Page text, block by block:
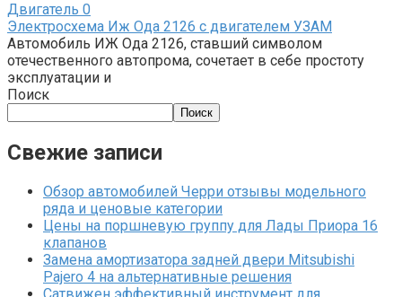
Двигатель 0
Электросхема Иж Ода 2126 с двигателем УЗАМ
Автомобиль ИЖ Ода 2126, ставший символом
отечественного автопрома, сочетает в себе простоту
эксплуатации и
Поиск
Поиск
Свежие записи
Обзор автомобилей Черри отзывы модельного
ряда и ценовые категории
Цены на поршневую группу для Лады Приора 16
клапанов
Замена амортизатора задней двери Mitsubishi
Pajero 4 на альтернативные решения